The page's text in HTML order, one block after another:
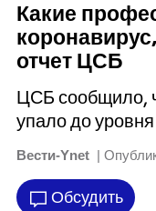
Какие
отчет ЦСБ
ЦСБ сообщило,
упало до
Вести-Ynet |
Обсудить